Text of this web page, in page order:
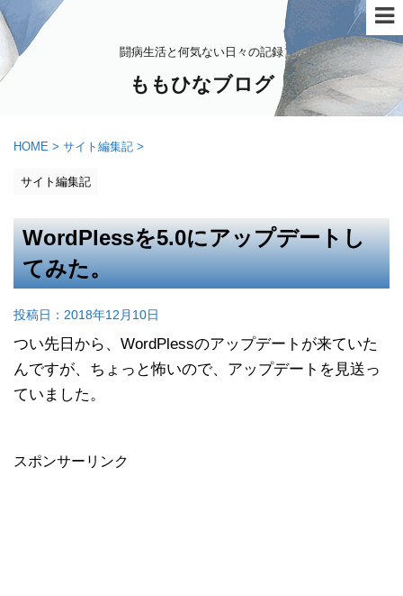
闘病生活と何気ない日々の記録
ももひなブログ
HOME > サイト編集記 >
サイト編集記
WordPlessを5.0にアップデートし
てみた。
投稿日： 2018年12月10日
つい先日から、WordPlessのアップデートが来ていた
んですが、ちょっと怖いので、アップデートを見送っ
ていました。
スポンサーリンク